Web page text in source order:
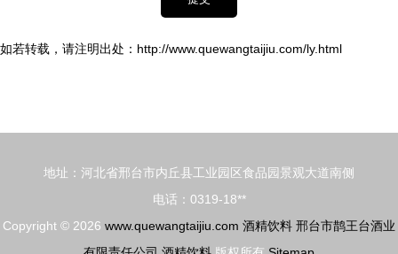
如若转载，请注明出处：http://www.quewangtaijiu.com/ly.html
地址：河北省邢台市内丘县工业园区食品园景观大道南侧
电话：0319-18**
Copyright © 2026 www.quewangtaijiu.com 酒精饮料 邢台市鹊王台酒业